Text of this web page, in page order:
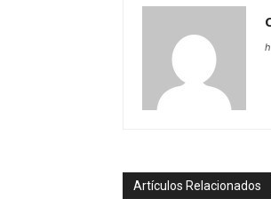
Artículos Relacionados